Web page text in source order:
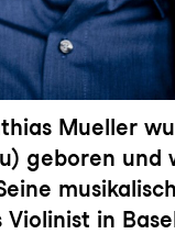
Mueller
geboren und
Violinist in